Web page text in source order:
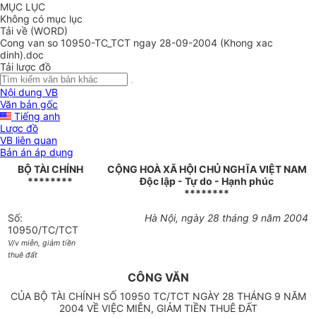
MỤC LỤC
Không có mục lục
Tải về (WORD)
Cong van so 10950-TC_TCT ngay 28-09-2004 (Khong xac
dinh).doc
Tải lược đồ
Nội dung VB
Văn bản gốc
Tiếng anh
Lược đồ
VB liên quan
Bản án áp dụng
BỘ TÀI CHÍNH
********
CỘNG HOÀ XÃ HỘI CHỦ NGHĨA VIỆT NAM
Độc lập - Tự do - Hạnh phúc
********
Số:
10950/TC/TCT
V/v miễn, giảm tiền
thuê đất
Hà Nội, ngày 28 tháng 9 năm 2004
CÔNG VĂN
CỦA BỘ TÀI CHÍNH SỐ 10950 TC/TCT NGÀY 28 THÁNG 9 NĂM
2004 VỀ VIỆC MIỄN, GIẢM TIỀN THUÊ ĐẤT